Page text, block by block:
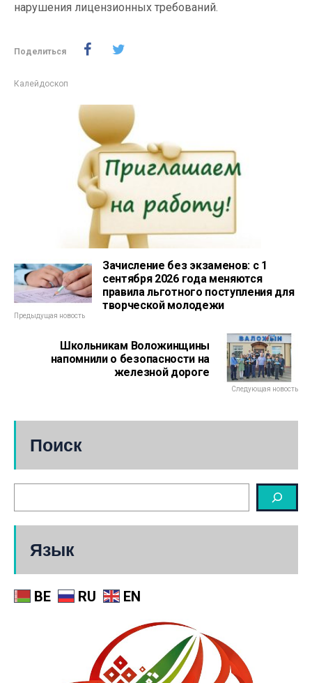
нарушения лицензионных требований.
Поделиться
Калейдоскоп
Зачисление без экзаменов: с 1
сентября 2026 года меняются
правила льготного поступления для
творческой молодежи
Предыдущая новость
Школьникам Воложинщины
напомнили о безопасности на
железной дороге
Следующая новость
Поиск
Язык
BE RU EN